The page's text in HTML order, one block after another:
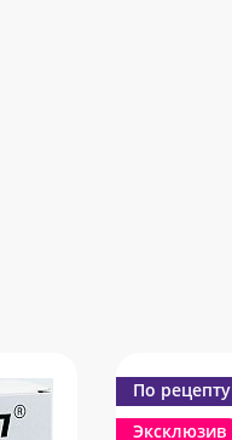
По рецепту
Эксклюзив